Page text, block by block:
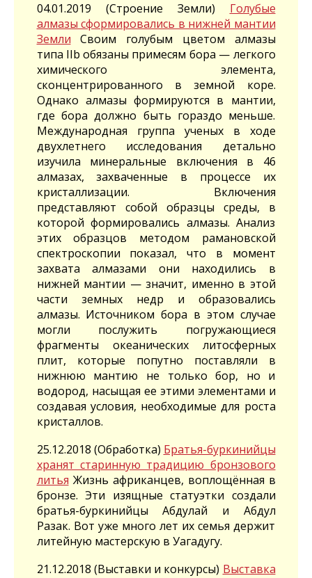
04.01.2019 (Строение Земли) Голубые
алмазы сформировались в нижней мантии
Земли Своим голубым цветом алмазы
типа IIb обязаны примесям бора — легкого
химического элемента,
сконцентрированного в земной коре.
Однако алмазы формируются в мантии,
где бора должно быть гораздо меньше.
Международная группа ученых в ходе
двухлетнего исследования детально
изучила минеральные включения в 46
алмазах, захваченные в процессе их
кристаллизации. Включения
представляют собой образцы среды, в
которой формировались алмазы. Анализ
этих образцов методом рамановской
спектроскопии показал, что в момент
захвата алмазами они находились в
нижней мантии — значит, именно в этой
части земных недр и образовались
алмазы. Источником бора в этом случае
могли послужить погружающиеся
фрагменты океанических литосферных
плит, которые попутно поставляли в
нижнюю мантию не только бор, но и
водород, насыщая ее этими элементами и
создавая условия, необходимые для роста
кристаллов.
25.12.2018 (Обработка) Братья-буркинийцы
хранят старинную традицию бронзового
литья Жизнь африканцев, воплощённая в
бронзе. Эти изящные статуэтки создали
братья-буркинийцы Абдулай и Абдул
Разак. Вот уже много лет их семья держит
литейную мастерскую в Уагадугу.
21.12.2018 (Выставки и конкурсы) Выставка